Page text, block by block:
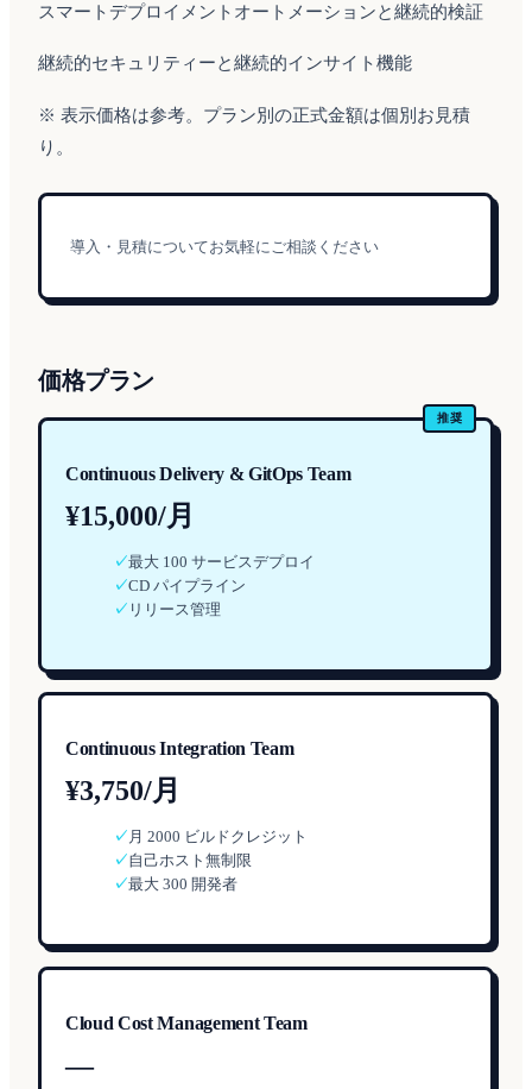
スマートデプロイメントオートメーションと継続的検証
継続的セキュリティーと継続的インサイト機能
※ 表示価格は参考。プラン別の正式金額は個別お見積
り。
導入・見積についてお気軽にご相談ください
価格プラン
推奨
Continuous Delivery & GitOps Team
¥15,000/月
✓最大 100 サービスデプロイ
✓CD パイプライン
✓ リリース管理
Continuous Integration Team
¥3,750/月
✓ 月 2000 ビルドクレジット
✓自己ホスト無制限
✓最大 300 開発者
Cloud Cost Management Team
—